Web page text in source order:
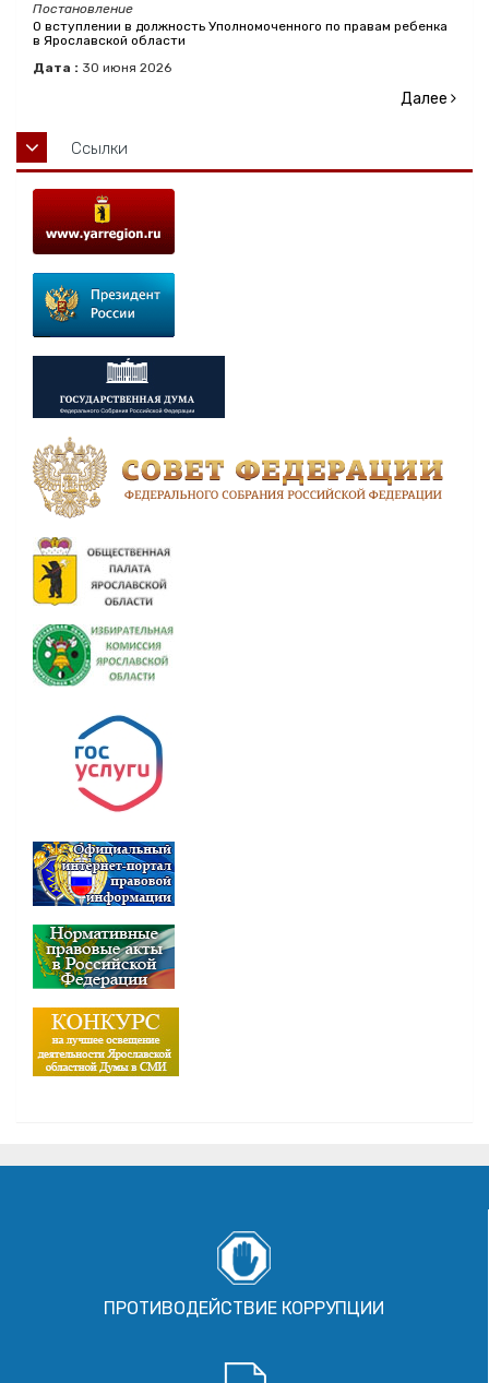
Постановление
О вступлении в должность Уполномоченного по правам ребенка
в Ярославской области
Дата : 30 июня 2026
Далее
Ссылки
ПРОТИВОДЕЙСТВИЕ КОРРУПЦИИ